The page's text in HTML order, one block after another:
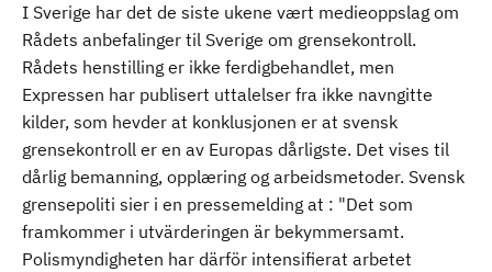
I Sverige har det de siste ukene vært medieoppslag om
Rådets anbefalinger til Sverige om grensekontroll.
Rådets henstilling er ikke ferdigbehandlet, men
Expressen har publisert uttalelser fra ikke navngitte
kilder, som hevder at konklusjonen er at svensk
grensekontroll er en av Europas dårligste. Det vises til
dårlig bemanning, opplæring og arbeidsmetoder. Svensk
grensepoliti sier i en pressemelding at : "Det som
framkommer i utvärderingen är bekymmersamt.
Polismyndigheten har därför intensifierat arbetet